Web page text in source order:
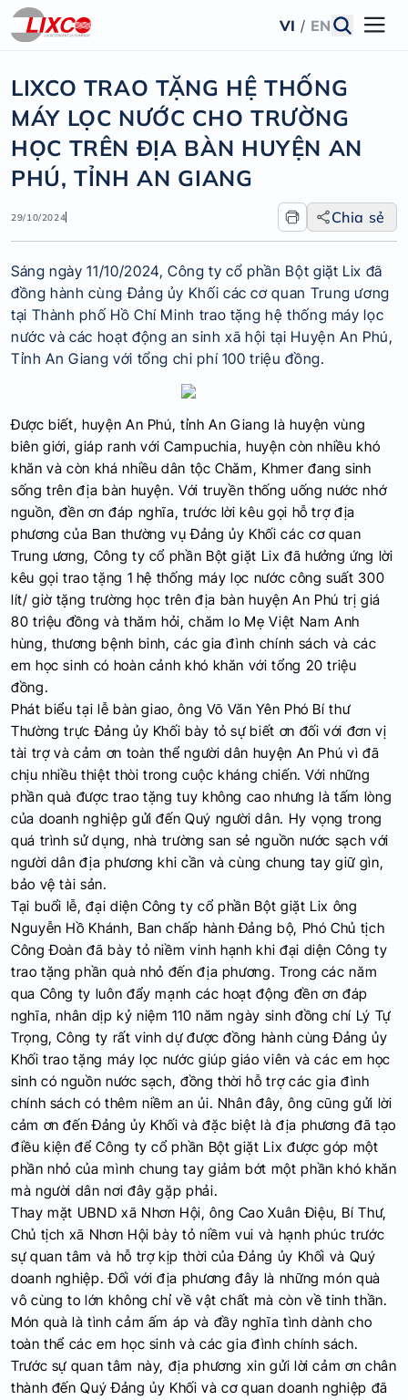
VI/ EN
LIXCO TRAO TẶNG HỆ THỐNG
MÁY LỌC NƯỚC CHO TRƯỜNG
HỌC TRÊN ĐỊA BÀN HUYỆN AN
PHÚ, TỈNH AN GIANG
29/10/2024 Chia sẻ
Sáng ngày 11/10/2024, Công ty cổ phần Bột giặt Lix đã
đồng hành cùng Đảng ủy Khối các cơ quan Trung ương
tại Thành phố Hồ Chí Minh trao tặng hệ thống máy lọc
nước và các hoạt động an sinh xã hội tại Huyện An Phú,
Tỉnh An Giang với tổng chi phí 100 triệu đồng.
Được biết, huyện An Phú, tỉnh An Giang là huyện vùng
biên giới, giáp ranh với Campuchia, huyện còn nhiều khó
khăn và còn khá nhiều dân tộc Chăm, Khmer đang sinh
sống trên địa bàn huyện. Với truyền thống uống nước nhớ
nguồn, đền ơn đáp nghĩa, trước lời kêu gọi hỗ trợ địa
phương của Ban thường vụ Đảng ủy Khối các cơ quan
Trung ương, Công ty cổ phần Bột giặt Lix đã hưởng ứng lời
kêu gọi trao tặng 1 hệ thống máy lọc nước công suất 300
lít/ giờ tặng trường học trên địa bàn huyện An Phú trị giá
80 triệu đồng và thăm hỏi, chăm lo Mẹ Việt Nam Anh
hùng, thương bệnh binh, các gia đình chính sách và các
em học sinh có hoàn cảnh khó khăn với tổng 20 triệu
đồng.
Phát biểu tại lễ bàn giao, ông Võ Văn Yên Phó Bí thư
Thường trực Đảng ủy Khối bày tỏ sự biết ơn đối với đơn vị
tài trợ và cảm ơn toàn thể người dân huyện An Phú vì đã
chịu nhiều thiệt thòi trong cuộc kháng chiến. Với những
phần quà được trao tặng tuy không cao nhưng là tấm lòng
của doanh nghiệp gửi đến Quý người dân. Hy vọng trong
quá trình sử dụng, nhà trường san sẻ nguồn nước sạch với
người dân địa phương khi cần và cùng chung tay giữ gìn,
bảo vệ tài sản.
Tại buổi lễ, đại diện Công ty cổ phần Bột giặt Lix ông
Nguyễn Hồ Khánh, Ban chấp hành Đảng bộ, Phó Chủ tịch
Công Đoàn đã bày tỏ niềm vinh hạnh khi đại diện Công ty
trao tặng phần quà nhỏ đến địa phương. Trong các năm
qua Công ty luôn đẩy mạnh các hoạt động đền ơn đáp
nghĩa, nhân dịp kỷ niệm 110 năm ngày sinh đồng chí Lý Tự
Trọng, Công ty rất vinh dự được đồng hành cùng Đảng ủy
Khối trao tặng máy lọc nước giúp giáo viên và các em học
sinh có nguồn nước sạch, đồng thời hỗ trợ các gia đình
chính sách có thêm niềm an ủi. Nhân đây, ông cũng gửi lời
cảm ơn đến Đảng ủy Khối và đặc biệt là địa phương đã tạo
điều kiện để Công ty cổ phần Bột giặt Lix được góp một
phần nhỏ của mình chung tay giảm bớt một phần khó khăn
mà người dân nơi đây gặp phải.
Thay mặt UBND xã Nhơn Hội, ông Cao Xuân Điệu, Bí Thư,
Chủ tịch xã Nhơn Hội bày tỏ niềm vui và hạnh phúc trước
sự quan tâm và hỗ trợ kịp thời của Đảng ủy Khối và Quý
doanh nghiệp. Đối với địa phương đây là những món quà
vô cùng to lớn không chỉ về vật chất mà còn về tinh thần.
Món quà là tình cảm ấm áp và đầy nghĩa tình dành cho
toàn thể các em học sinh và các gia đình chính sách.
Trước sự quan tâm này, địa phương xin gửi lời cảm ơn chân
thành đến Quý Đảng ủy Khối và cơ quan doanh nghiệp đã